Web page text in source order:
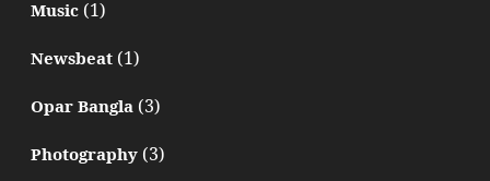
Music(1)
Newsbeat(1)
Opar Bangla(3)
Photography(3)